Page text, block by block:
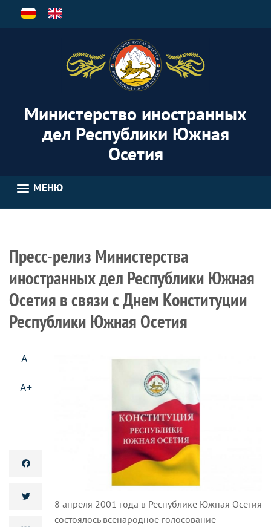
Перейти
Министерство иностранных
дел Республики Южная
Осетия
МЕНЮ
Пресс-релиз Министерства
иностранных дел Республики Южная
Осетия в связи с Днем Конституции
Республики Южная Осетия
A-
A+
8 апреля 2001 года в Республике Южная Осетия
состоялось всенародное голосование